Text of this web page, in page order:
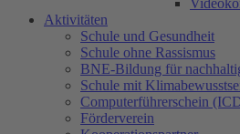
Aktivitäten
Schule und Gesundheit
Schule ohne Rassismus
BNE-Bildung für
Schule mit
Computerführerschein
Förderverein